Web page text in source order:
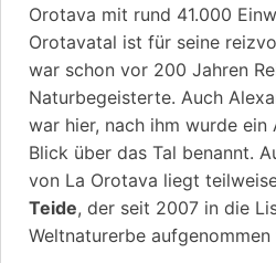
Orotava mit rund 41.000
Orotavatal ist für seine
war schon vor 200 Jahren
Naturbegeisterte. Auch
war hier, nach ihm wurde
Blick über das Tal benannt.
von La Orotava liegt
Teide, der seit 2007 in die
Weltnaturerbe aufgenommen